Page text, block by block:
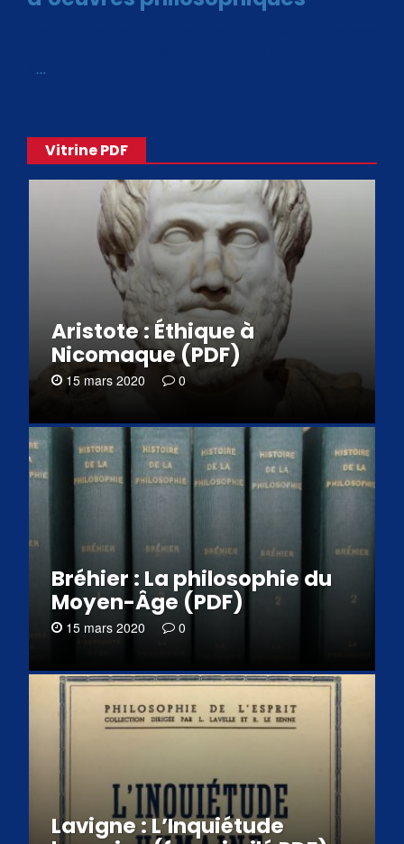
…
Vitrine PDF
Aristote : Éthique à
Nicomaque (PDF)
15 mars 2020 0
Bréhier : La philosophie du
Moyen-Âge (PDF)
15 mars 2020 0
Lavigne : L’Inquiétude